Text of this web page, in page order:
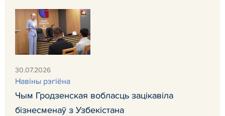
30.07.2026
Навiны рэгiёна
Чым Гродзенская вобласць зацікавіла
бізнесменаў з Узбекістана